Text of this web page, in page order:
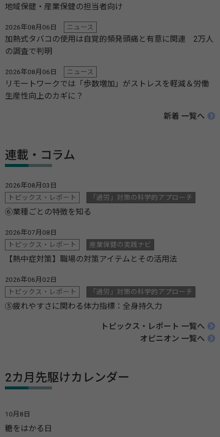
地域保健・産業保健の担当者向け
2026年08月06日 ニュース
加熱式タバコの使用は自覚的頻発頭痛と有意に関連 2万人
の調査で判明
2026年08月06日 ニュース
リモートワークでは「歩数増加」がストレスを軽減＆労働
生産性向上のカギに？
新着 一覧へ
連載・コラム
2026年08月03日
トピックス・レポート
「過労」対策の科学的アプローチ
⑥業種ごとの特徴を知る
2026年07月08日
トピックス・レポート
産業保健の実践ナビ
【熱中症対策】職場の対策アイテムとその活用法
2026年06月02日
トピックス・レポート
「過労」対策の科学的アプローチ
⑤疲れやすさに関わる体力指標：全身持久力
トピックス・レポート 一覧へ
オピニオン 一覧へ
2カ月先駆けカレンダー
10月8日
糖をはかる日